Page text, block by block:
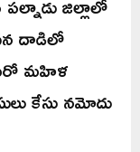
దాడిలో
మహిళ
కేసు నమోదు